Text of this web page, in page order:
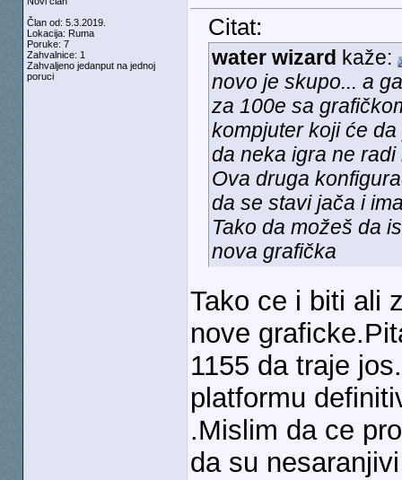
Član od: 5.3.2019.
Lokacija: Ruma
Poruke: 7
Zahvalnice: 1
Zahvaljeno jedanput na jednoj
poruci
Citat:
water wizard kaže:
novo je skupo... a
za 100e sa
kompjuter koji će
da neka igra ne
Ova druga
da se stavi jača i
Tako da možeš da
nova grafička
Tako ce i biti ali
nove
1155 da traje
platformu
.Mislim da ce
da su